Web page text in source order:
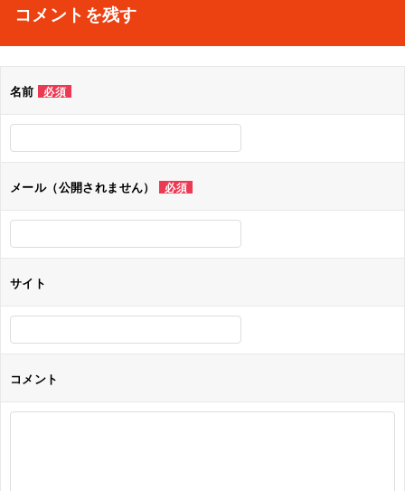
ビ
シ
コメントを残す
名前 必須
メール（公開されません） 必須
サイト
コメント